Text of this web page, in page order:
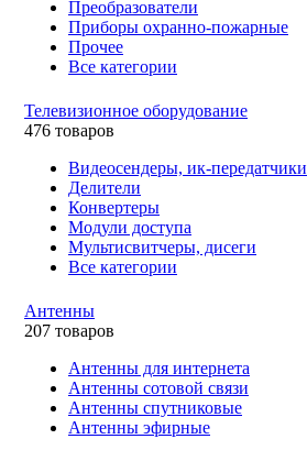
Преобразователи
Приборы охранно-пожарные
Прочее
Все категории
Телевизионное оборудование
476 товаров
Видеосендеры, ик-передатчики
Делители
Конвертеры
Модули доступа
Мультисвитчеры, дисеги
Все категории
Антенны
207 товаров
Антенны для интернета
Антенны сотовой связи
Антенны спутниковые
Антенны эфирные